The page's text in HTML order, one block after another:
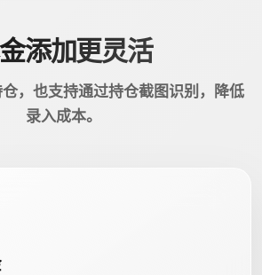
添加更灵活
，也支持通过持仓截图识别，降低
录入成本。